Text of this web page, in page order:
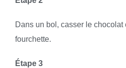
Dans un bol, casser le
fourchette.
Étape 3